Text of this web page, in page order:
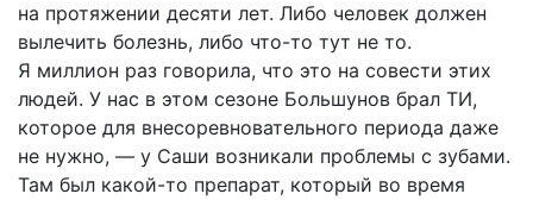
на протяжении десяти лет. Либо человек должен
вылечить болезнь, либо что-то тут не то.
Я миллион раз говорила, что это на совести этих
людей. У нас в этом сезоне Большунов брал ТИ,
которое для внесоревновательного периода даже
не нужно, — у Саши возникали проблемы с зубами.
Там был какой-то препарат, который во время